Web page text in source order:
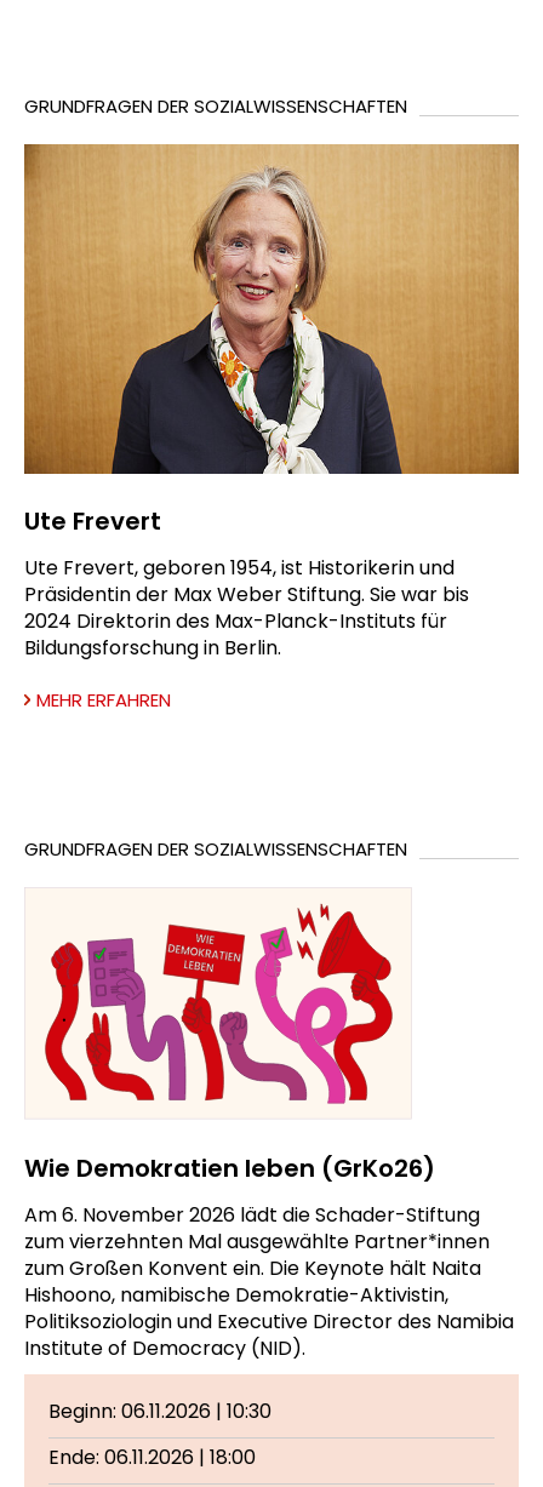
GRUNDFRAGEN DER SOZIALWISSENSCHAFTEN
Ute Frevert
Ute Frevert, geboren 1954, ist Historikerin und
Präsidentin der Max Weber Stiftung. Sie war bis
2024 Direktorin des Max-Planck-Instituts für
Bildungsforschung in Berlin.
MEHR ERFAHREN
GRUNDFRAGEN DER SOZIALWISSENSCHAFTEN
Wie Demokratien leben (GrKo26)
Am 6. November 2026 lädt die Schader-Stiftung
zum vierzehnten Mal ausgewählte Partner*innen
zum Großen Konvent ein. Die Keynote hält Naita
Hishoono, namibische Demokratie-Aktivistin,
Politiksoziologin und Executive Director des Namibia
Institute of Democracy (NID).
Beginn: 06.11.2026 | 10:30
Ende: 06.11.2026 | 18:00